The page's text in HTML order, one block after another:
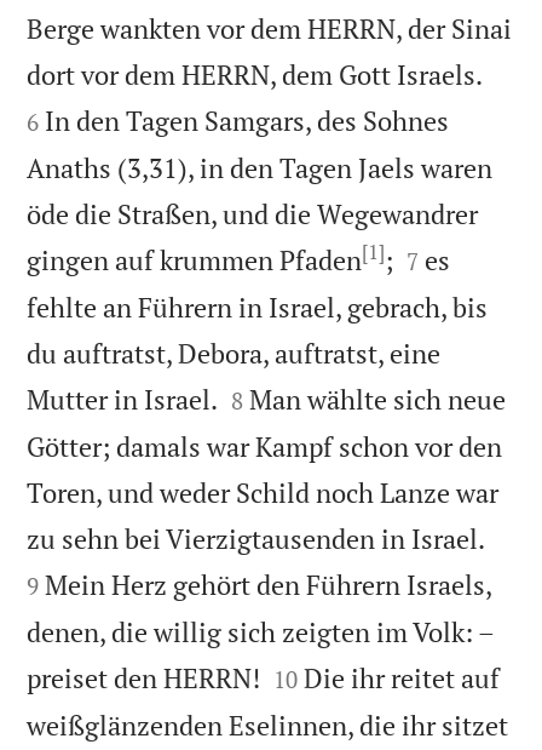
Berge wankten vor dem HERRN, der Sinai
dort vor dem HERRN, dem Gott Israels.
6 In den Tagen Samgars, des Sohnes
Anaths (3,31), in den Tagen Jaels waren
öde die Straßen, und die Wegewandrer
gingen auf krummen Pfaden[1]; 

7 es
fehlte an Führern in Israel, gebrach, bis
du auftratst, Debora, auftratst, eine
Mutter in Israel. 

8 Man wählte sich neue
Götter; damals war Kampf schon vor den
Toren, und weder Schild noch Lanze war
zu sehn bei Vierzigtausenden in Israel.
9 Mein Herz gehört den Führern Israels,
denen, die willig sich zeigten im Volk: –
preiset den HERRN! 

10 Die ihr reitet auf
weißglänzenden Eselinnen, die ihr sitzet